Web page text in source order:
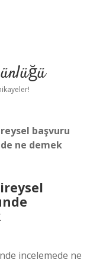
başvuru
ne demek
incelemede ne